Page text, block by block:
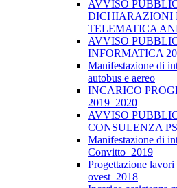
AVVISO
DICHIARAZIONI
TELEMATICA
AVVISO
INFORMATICA
Manifestazione di
autobus e aereo
INCARICO
2019_2020
AVVISO
CONSULENZA
Manifestazione di
Convitto_2019
Progettazione lavori
ovest_2018